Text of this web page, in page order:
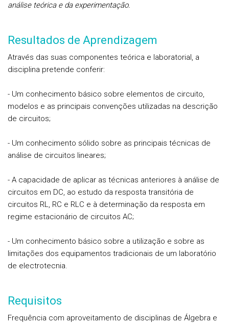
análise teórica e da experimentação.
Resultados de Aprendizagem
Através das suas componentes teórica e laboratorial, a
disciplina pretende conferir:
- Um conhecimento básico sobre elementos de circuito,
modelos e as principais convenções utilizadas na descrição
de circuitos;
- Um conhecimento sólido sobre as principais técnicas de
análise de circuitos lineares;
- A capacidade de aplicar as técnicas anteriores à análise de
circuitos em DC, ao estudo da resposta transitória de
circuitos RL, RC e RLC e à determinação da resposta em
regime estacionário de circuitos AC;
- Um conhecimento básico sobre a utilização e sobre as
limitações dos equipamentos tradicionais de um laboratório
de electrotecnia.
Requisitos
Frequência com aproveitamento de disciplinas de Álgebra e